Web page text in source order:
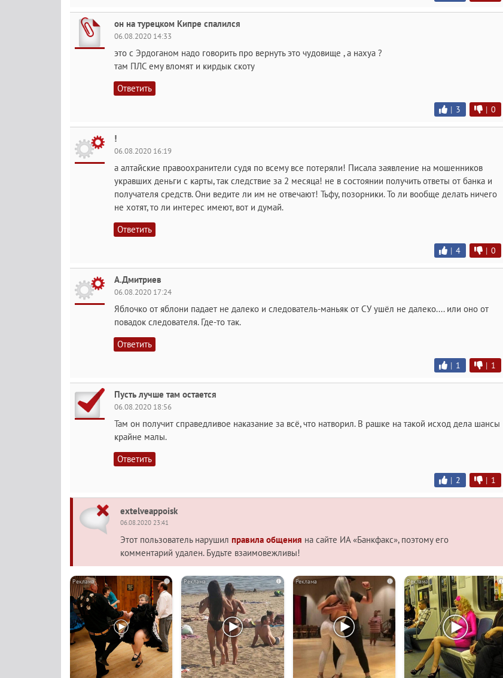
он на турецком Кипре спалился
06.08.2020 14:33
это с Эрдоганом надо говорить про вернуть это чудовище , а нахуа ?
там ПЛС ему вломят и кирдык скоту
Ответить
| 3 | 0
!
06.08.2020 16:19
а алтайские правоохранители судя по всему все потеряли! Писала заявление на мошенников
укравших деньги с карты, так следствие за 2 месяца! не в состоянии получить ответы от банка и
получателя средств. Они ведите ли им не отвечают! Тьфу, позорники. То ли вообще делать ничего
не хотят, то ли интерес имеют, вот и думай.
Ответить
| 4 | 0
А.Дмитриев
06.08.2020 17:24
Яблочко от яблони падает не далеко и следователь-маньяк от СУ ушёл не далеко.... или оно от
повадок следователя. Где-то так.
Ответить
| 1 | 1
Пусть лучше там остается
06.08.2020 18:56
Там он получит справедливое наказание за всё, что натворил. В рашке на такой исход дела шансы
крайне малы.
Ответить
| 2 | 1
extelveappoisk
06.08.2020 23:41
Этот пользователь нарушил правила общения на сайте ИА «Банкфакс», поэтому его
комментарий удален. Будьте взаимовежливы!
i i i i